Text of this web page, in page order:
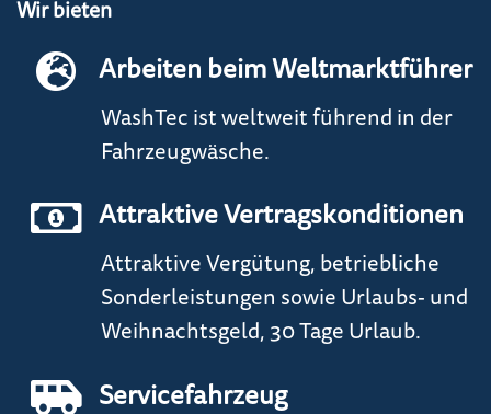
Wir bieten
Arbeiten beim Weltmarktführer
WashTec ist weltweit führend in der
Fahrzeugwäsche.
Attraktive Vertragskonditionen
Attraktive Vergütung, betriebliche
Sonderleistungen sowie Urlaubs- und
Weihnachtsgeld, 30 Tage Urlaub.
Servicefahrzeug